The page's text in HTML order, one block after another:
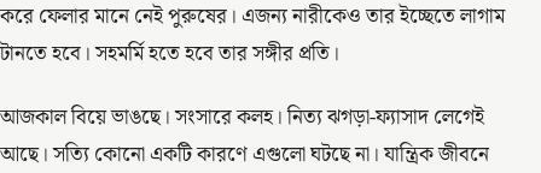
করে ফেলার মানে নেই পুরুষের। এজন্য নারীকেও তার ইচ্ছেতে লাগাম
টানতে হবে। সহমর্মি হতে হবে তার সঙ্গীর প্রতি।
আজকাল বিয়ে ভাঙছে। সংসারে কলহ। নিত্য ঝগড়া-ফ্যাসাদ লেগেই
আছে। সত্যি কোনো একটি কারণে এগুলো ঘটছে না। যান্ত্রিক জীবনে